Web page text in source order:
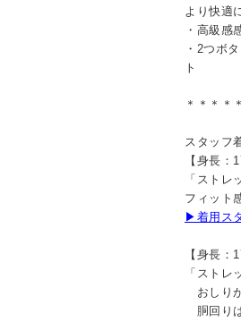
より快適
・高級感
・2つボ
ト
＊＊＊＊
スタッフ
【身長：
「スト
フィット
▶着用ス
【身長：
「ストレ
おしり
胴回り